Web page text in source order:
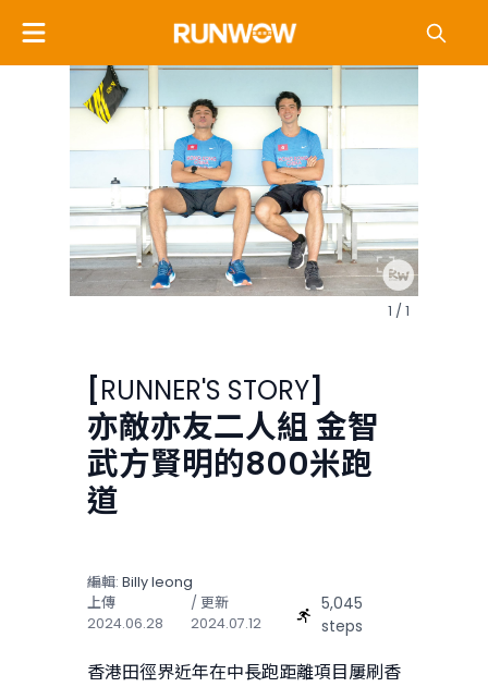
1 / 1
RUNNER'S STORY
亦敵亦友二人組 金智
武方賢明的800米跑
道
編輯: Billy Ieong
上傳
2024.06.28
/ 更新
2024.07.12
5,045
steps
香港田徑界近年在中長跑距離項目屢刷香